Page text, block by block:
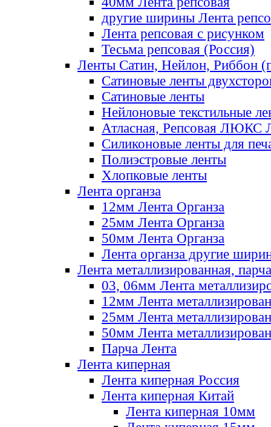
другие ширины Лента
Лента репсовая с рисунком
Тесьма репсовая (Россия)
Ленты Сатин, Нейлон, Риббон
Сатиновые ленты
Сатиновые ленты
Нейлоновые текстильные
Атласная, Репсовая ЛЮКС
Силиконовые ленты для
Полиэстровые ленты
Хлопковые ленты
Лента органза
12мм Лента Органза
25мм Лента Органза
50мм Лента Органза
Лента органза другие
Лента металлизированная, парча
03, 06мм Лента
12мм Лента
25мм Лента
50мм Лента
Парча Лента
Лента киперная
Лента киперная Россия
Лента киперная Китай
Лента киперная 10мм